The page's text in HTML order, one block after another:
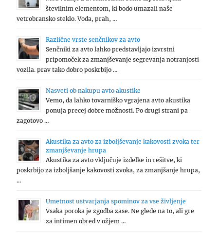
številnim elementom, ki bodo umazali naše
vetrobransko steklo. Voda, prah, …
Različne vrste senčnikov za avto
Senčniki za avto lahko predstavljajo izvrstni
pripomoček za zmanjševanje segrevanja notranjosti
vozila. prav tako dobro poskrbijo …
Nasveti ob nakupu avto akustike
Vemo, da lahko tovarniško vgrajena avto akustika
ponuja precej dobre možnosti. Po drugi strani pa
zagotovo …
Akustika za avto za izboljševanje kakovosti zvoka ter
zmanjševanje hrupa
Akustika za avto vključuje izdelke in rešitve, ki
poskrbijo za izboljšanje kakovosti zvoka, za zmanjšanje hrupa,
…
Umetnost ustvarjanja spominov za vse življenje
Vsaka poroka je zgodba zase. Ne glede na to, ali gre
za intimen obred v ožjem …